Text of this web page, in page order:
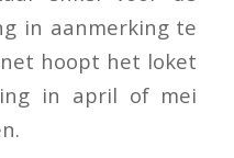
in aanmerking te
hoopt het loket
in april of mei